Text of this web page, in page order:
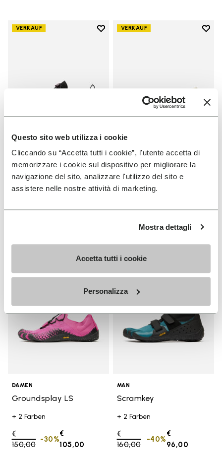
Questo sito web utilizza i cookie
Cliccando su “Accetta tutti i cookie”, l'utente accetta di
memorizzare i cookie sul dispositivo per migliorare la
navigazione del sito, analizzare l'utilizzo del sito e
assistere nelle nostre attività di marketing.
Mostra dettagli
Accetta tutti i cookie
Personalizza
VERKAUF
Add to wishlist
V-Run
+ 5 Farben
-40%
VERKAUF
Add
DAMEN
Groundsplay
+ 4 Farben
-40%
Add to wishlist
DAMEN
Groundsplay LS
+ 2 Farben
Price reduced from
€
150,00to
€
105,00
-30%
VERKAUF
MAN
Scramkey
+ 2 Farben
Price reduced from
€
160,00to
€
96,00
-40%